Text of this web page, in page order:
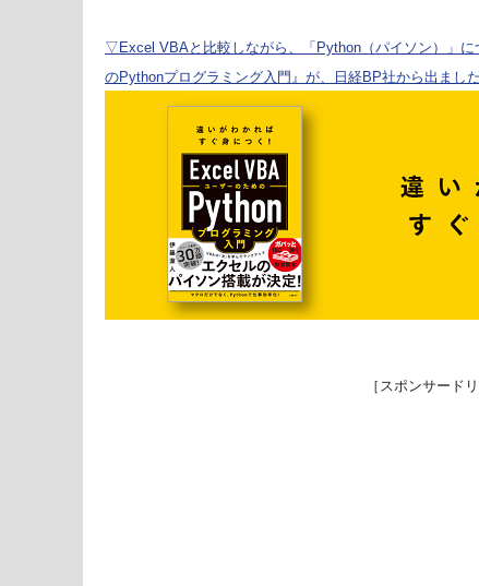
▽Excel VBAと比較しながら、「Python（パイソン）」
のPythonプログラミング入門』が、日経BP社から出ました
［スポンサードリ